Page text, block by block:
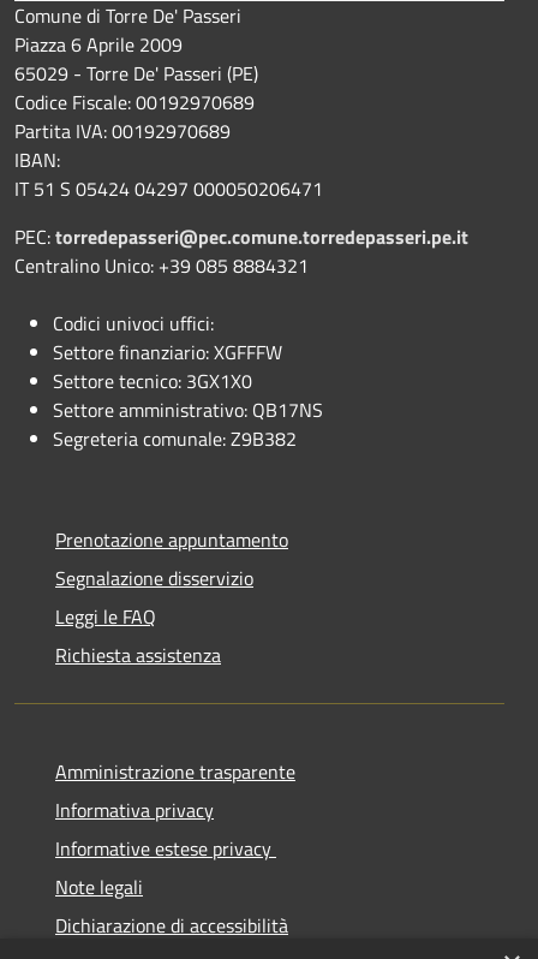
Comune di Torre De' Passeri
Piazza 6 Aprile 2009
65029 - Torre De' Passeri (PE)
Codice Fiscale: 00192970689
Partita IVA: 00192970689
IBAN:
IT 51 S 05424 04297 000050206471
PEC:torredepasseri@pec.comune.torredepasseri.pe.it
Centralino Unico: +39 085 8884321
Codici univoci uffici:
Settore finanziario: XGFFFW
Settore tecnico: 3GX1X0
Settore amministrativo: QB17NS
Segreteria comunale: Z9B382
Prenotazione appuntamento
Segnalazione disservizio
Leggi le FAQ
Richiesta assistenza
Amministrazione trasparente
Informativa privacy
Informative estese privacy
Note legali
Dichiarazione di accessibilità